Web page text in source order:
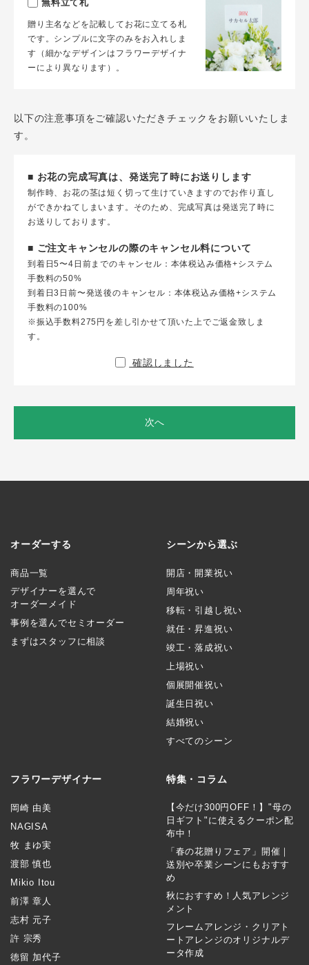
無料立て札
贈り主名などを記載してお花に立てる札
です。シンプルに文字のみをお入れしま
す（細かなデザインはフラワーデザイナ
ーにより異なります）。
以下の注意事項をご確認いただきチェックをお願いいたしま
す。
■ お花の完成写真は、発送完了時にお送りします
制作時、お花の茎は短く切って生けていきますのでお作り直し
ができかねてしまいます。そのため、完成写真は発送完了時に
お送りしております。
■ ご注文キャンセルの際のキャンセル料について
到着日5〜4日前までのキャンセル：本体税込み価格+システム
手数料の50%
到着日3日前〜発送後のキャンセル：本体税込み価格+システム
手数料の100%
※振込手数料275円を差し引かせて頂いた上でご返金致しま
す。
確認しました
次へ
オーダーする
商品一覧
デザイナーを選んで
オーダーメイド
事例を選んでセミオーダー
まずはスタッフに相談
シーンから選ぶ
開店・開業祝い
周年祝い
移転・引越し祝い
就任・昇進祝い
竣工・落成祝い
上場祝い
個展開催祝い
誕生日祝い
結婚祝い
すべてのシーン
フラワーデザイナー
岡崎 由美
NAGISA
牧 まゆ実
渡部 慎也
Mikio Itou
前澤 章人
志村 元子
許 宗秀
徳留 加代子
特集・コラム
【今だけ300円OFF！】"母の
日ギフト"に使えるクーポン配
布中！
「春の花贈りフェア」開催｜
送別や卒業シーンにもおすす
め
秋におすすめ！人気アレンジ
メント
フレームアレンジ・クリアト
ートアレンジのオリジナルデ
ータ作成